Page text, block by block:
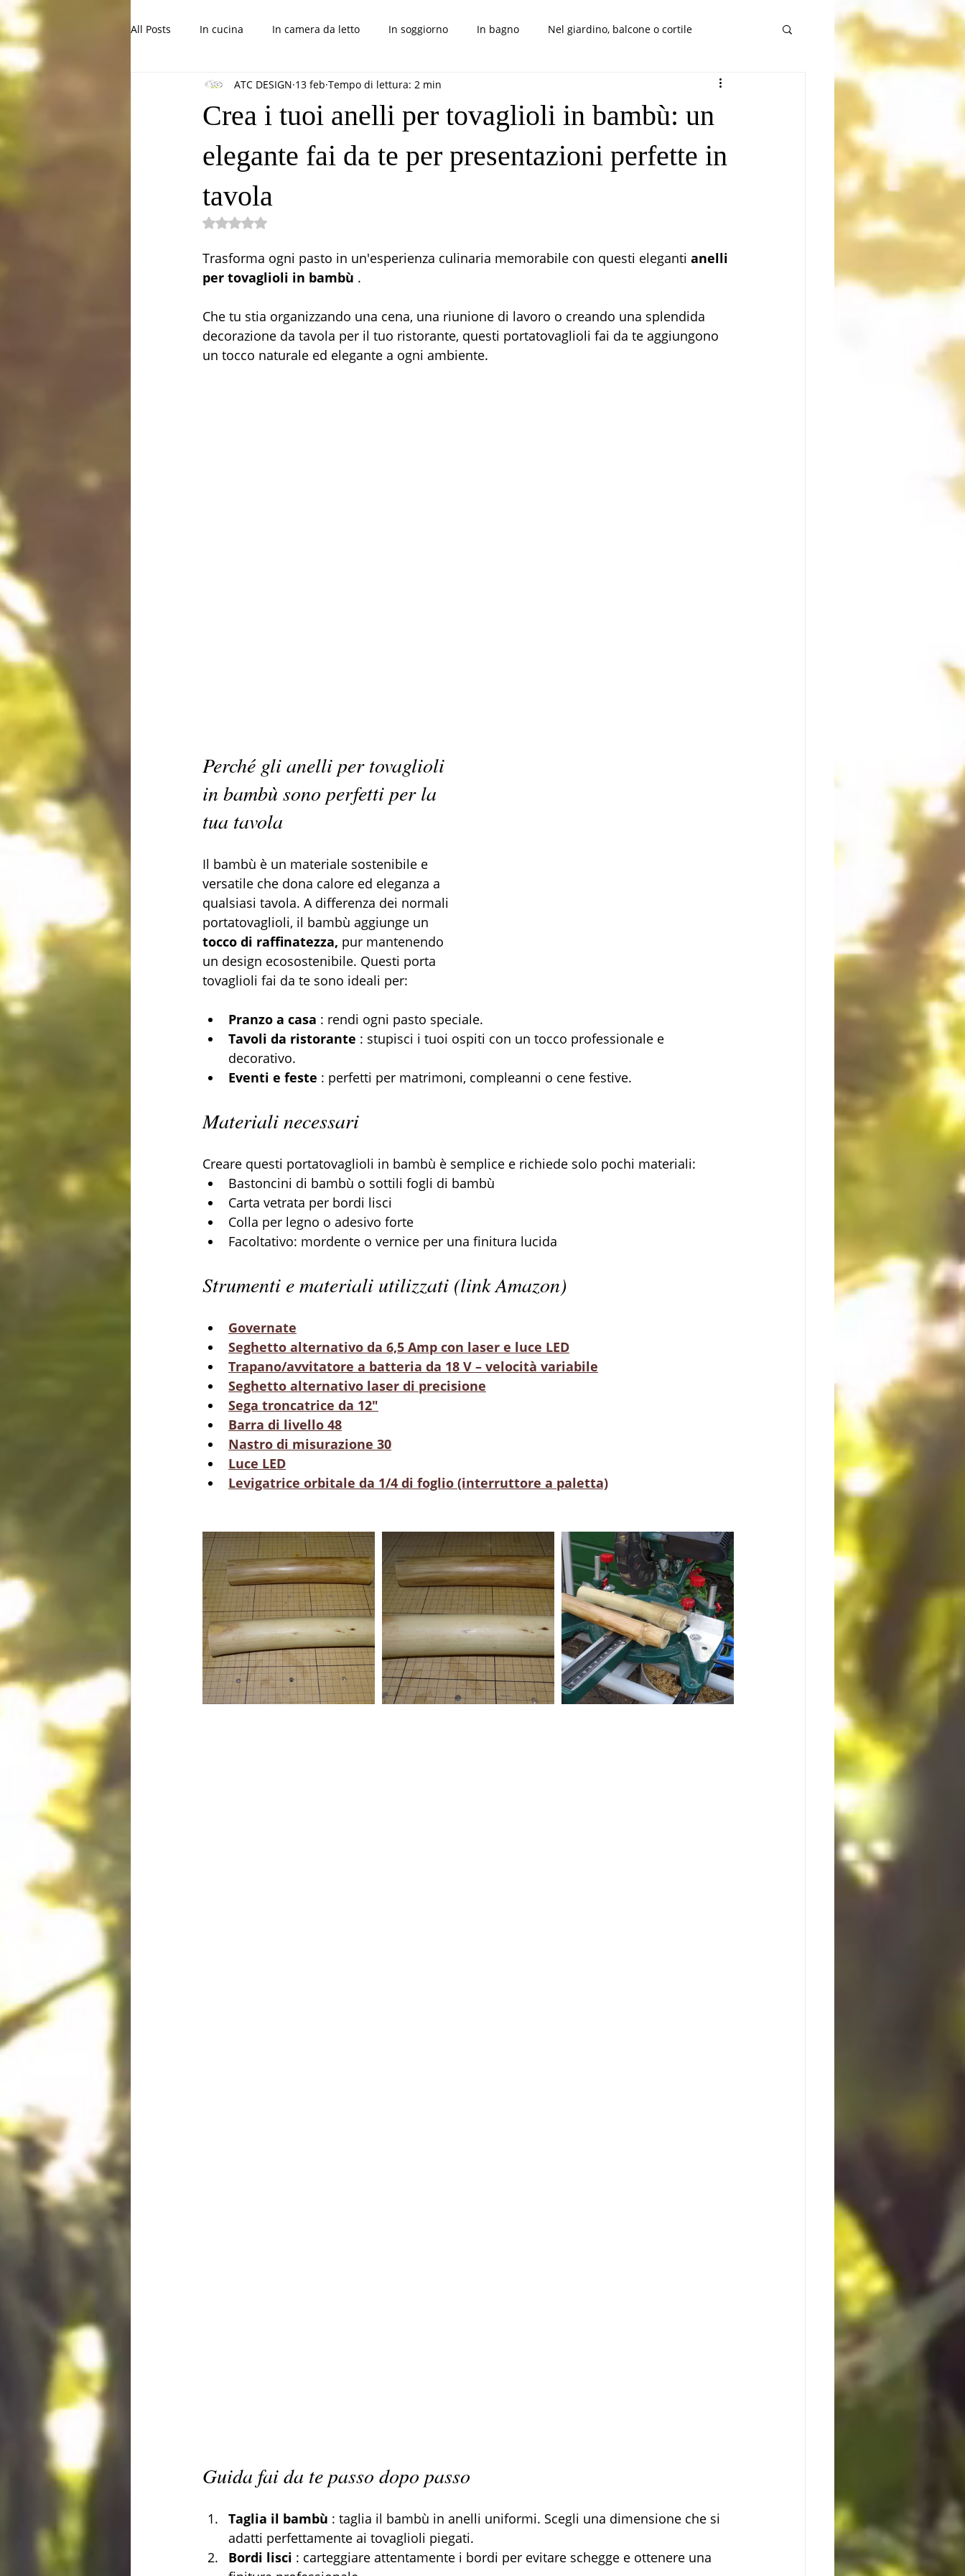
All Posts In cucina In camera da letto In soggiorno In bagno Nel giardino, balcone o cortile
Progetti belli per bambini Consigli, trucchi e altro
Crea i tuoi anelli per tovaglioli in bambù: un
elegante fai da te per presentazioni perfette in
tavola
ATC DESIGN 13 feb Tempo di lettura: 2 min
Valutazione NaN stelle su 5.
Trasforma ogni pasto in un'esperienza culinaria memorabile con questi eleganti anelli
per tovaglioli in bambù .
Che tu stia organizzando una cena, una riunione di lavoro o creando una splendida
decorazione da tavola per il tuo ristorante, questi portatovaglioli fai da te aggiungono
un tocco naturale ed elegante a ogni ambiente.
Perché gli anelli per tovaglioli
in bambù sono perfetti per la
tua tavola
Il bambù è un materiale sostenibile e
versatile che dona calore ed eleganza a
qualsiasi tavola. A differenza dei normali
portatovaglioli, il bambù aggiunge un
tocco di raffinatezza, pur mantenendo
un design ecosostenibile. Questi porta
tovaglioli fai da te sono ideali per:
Pranzo a casa : rendi ogni pasto speciale.
Tavoli da ristorante : stupisci i tuoi ospiti con un tocco professionale e
decorativo.
Eventi e feste : perfetti per matrimoni, compleanni o cene festive.
Materiali necessari
Creare questi portatovaglioli in bambù è semplice e richiede solo pochi materiali:
Bastoncini di bambù o sottili fogli di bambù
Carta vetrata per bordi lisci
Colla per legno o adesivo forte
Facoltativo: mordente o vernice per una finitura lucida
Strumenti e materiali utilizzati (link Amazon)
Governate
Seghetto alternativo da 6,5 Amp con laser e luce LED
Trapano/avvitatore a batteria da 18 V – velocità variabile
Seghetto alternativo laser di precisione
Sega troncatrice da 12"
Barra di livello 48
Nastro di misurazione 30
Luce LED
Levigatrice orbitale da 1/4 di foglio (interruttore a paletta)
Guida fai da te passo dopo passo
Taglia il bambù : taglia il bambù in anelli uniformi. Scegli una dimensione che si
adatti perfettamente ai tovaglioli piegati.
Bordi lisci : carteggiare attentamente i bordi per evitare schegge e ottenere una